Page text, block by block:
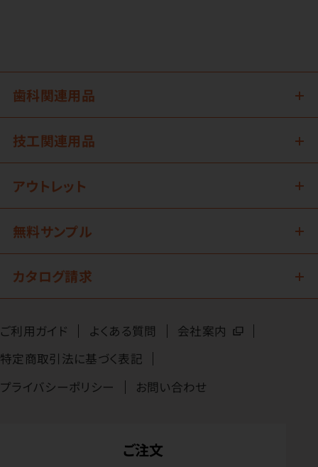
歯科関連用品
技工関連用品
アウトレット
無料サンプル
カタログ請求
ご利用ガイド よくある質問
会社案内
特定商取引法に基づく表記
プライバシーポリシー
お問い合わせ
ご注文